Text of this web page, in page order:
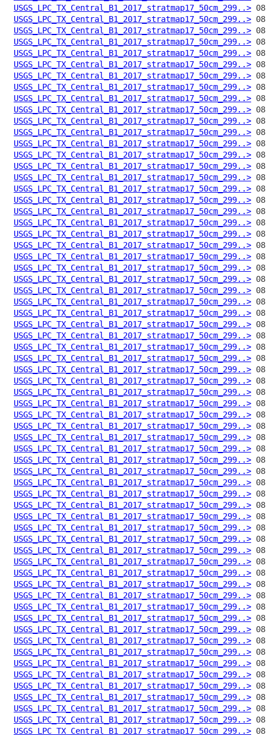
USGS_LPC_TX_Central_B1_2017_stratmap17_50cm_299..>
USGS_LPC_TX_Central_B1_2017_stratmap17_50cm_299..>
USGS_LPC_TX_Central_B1_2017_stratmap17_50cm_299..>
USGS_LPC_TX_Central_B1_2017_stratmap17_50cm_299..>
USGS_LPC_TX_Central_B1_2017_stratmap17_50cm_299..>
USGS_LPC_TX_Central_B1_2017_stratmap17_50cm_299..>
USGS_LPC_TX_Central_B1_2017_stratmap17_50cm_299..>
USGS_LPC_TX_Central_B1_2017_stratmap17_50cm_299..>
USGS_LPC_TX_Central_B1_2017_stratmap17_50cm_299..>
USGS_LPC_TX_Central_B1_2017_stratmap17_50cm_299..>
USGS_LPC_TX_Central_B1_2017_stratmap17_50cm_299..>
USGS_LPC_TX_Central_B1_2017_stratmap17_50cm_299..>
USGS_LPC_TX_Central_B1_2017_stratmap17_50cm_299..>
USGS_LPC_TX_Central_B1_2017_stratmap17_50cm_299..>
USGS_LPC_TX_Central_B1_2017_stratmap17_50cm_299..>
USGS_LPC_TX_Central_B1_2017_stratmap17_50cm_299..>
USGS_LPC_TX_Central_B1_2017_stratmap17_50cm_299..>
USGS_LPC_TX_Central_B1_2017_stratmap17_50cm_299..>
USGS_LPC_TX_Central_B1_2017_stratmap17_50cm_299..>
USGS_LPC_TX_Central_B1_2017_stratmap17_50cm_299..>
USGS_LPC_TX_Central_B1_2017_stratmap17_50cm_299..>
USGS_LPC_TX_Central_B1_2017_stratmap17_50cm_299..>
USGS_LPC_TX_Central_B1_2017_stratmap17_50cm_299..>
USGS_LPC_TX_Central_B1_2017_stratmap17_50cm_299..>
USGS_LPC_TX_Central_B1_2017_stratmap17_50cm_299..>
USGS_LPC_TX_Central_B1_2017_stratmap17_50cm_299..>
USGS_LPC_TX_Central_B1_2017_stratmap17_50cm_299..>
USGS_LPC_TX_Central_B1_2017_stratmap17_50cm_299..>
USGS_LPC_TX_Central_B1_2017_stratmap17_50cm_299..>
USGS_LPC_TX_Central_B1_2017_stratmap17_50cm_299..>
USGS_LPC_TX_Central_B1_2017_stratmap17_50cm_299..>
USGS_LPC_TX_Central_B1_2017_stratmap17_50cm_299..>
USGS_LPC_TX_Central_B1_2017_stratmap17_50cm_299..>
USGS_LPC_TX_Central_B1_2017_stratmap17_50cm_299..>
USGS_LPC_TX_Central_B1_2017_stratmap17_50cm_299..>
USGS_LPC_TX_Central_B1_2017_stratmap17_50cm_299..>
USGS_LPC_TX_Central_B1_2017_stratmap17_50cm_299..>
USGS_LPC_TX_Central_B1_2017_stratmap17_50cm_299..>
USGS_LPC_TX_Central_B1_2017_stratmap17_50cm_299..>
USGS_LPC_TX_Central_B1_2017_stratmap17_50cm_299..>
USGS_LPC_TX_Central_B1_2017_stratmap17_50cm_299..>
USGS_LPC_TX_Central_B1_2017_stratmap17_50cm_299..>
USGS_LPC_TX_Central_B1_2017_stratmap17_50cm_299..>
USGS_LPC_TX_Central_B1_2017_stratmap17_50cm_299..>
USGS_LPC_TX_Central_B1_2017_stratmap17_50cm_299..>
USGS_LPC_TX_Central_B1_2017_stratmap17_50cm_299..>
USGS_LPC_TX_Central_B1_2017_stratmap17_50cm_299..>
USGS_LPC_TX_Central_B1_2017_stratmap17_50cm_299..>
USGS_LPC_TX_Central_B1_2017_stratmap17_50cm_299..>
USGS_LPC_TX_Central_B1_2017_stratmap17_50cm_299..>
USGS_LPC_TX_Central_B1_2017_stratmap17_50cm_299..>
USGS_LPC_TX_Central_B1_2017_stratmap17_50cm_299..>
USGS_LPC_TX_Central_B1_2017_stratmap17_50cm_299..>
USGS_LPC_TX_Central_B1_2017_stratmap17_50cm_299..>
USGS_LPC_TX_Central_B1_2017_stratmap17_50cm_299..>
USGS_LPC_TX_Central_B1_2017_stratmap17_50cm_299..>
USGS_LPC_TX_Central_B1_2017_stratmap17_50cm_299..>
USGS_LPC_TX_Central_B1_2017_stratmap17_50cm_299..>
USGS_LPC_TX_Central_B1_2017_stratmap17_50cm_299..>
USGS_LPC_TX_Central_B1_2017_stratmap17_50cm_299..>
USGS_LPC_TX_Central_B1_2017_stratmap17_50cm_299..>
USGS_LPC_TX_Central_B1_2017_stratmap17_50cm_299..>
USGS_LPC_TX_Central_B1_2017_stratmap17_50cm_299..>
USGS_LPC_TX_Central_B1_2017_stratmap17_50cm_299..>
USGS_LPC_TX_Central_B1_2017_stratmap17_50cm_299..>